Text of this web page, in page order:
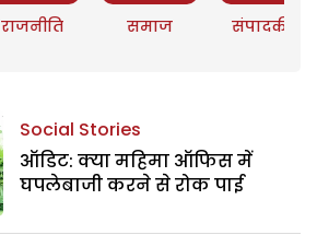
राजनीति समाज संपादकीय
Social Stories
ऑडिट: क्या महिमा ऑफिस में
घपलेबाजी करने से रोक पाई